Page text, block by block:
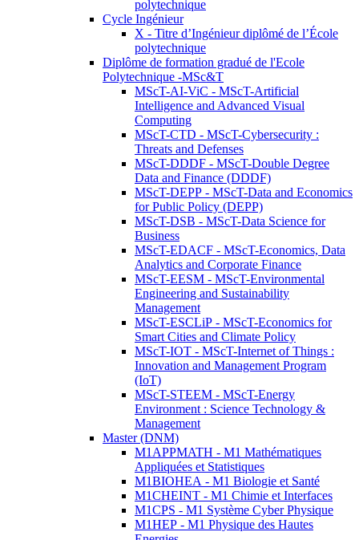
polytechnique
Cycle Ingénieur
X - Titre d’Ingénieur diplômé de l’École
polytechnique
Diplôme de formation gradué de l'Ecole
Polytechnique -MSc&T
MScT-AI-ViC - MScT-Artificial
Intelligence and Advanced Visual
Computing
MScT-CTD - MScT-Cybersecurity :
Threats and Defenses
MScT-DDDF - MScT-Double Degree
Data and Finance (DDDF)
MScT-DEPP - MScT-Data and Economics
for Public Policy (DEPP)
MScT-DSB - MScT-Data Science for
Business
MScT-EDACF - MScT-Economics, Data
Analytics and Corporate Finance
MScT-EESM - MScT-Environmental
Engineering and Sustainability
Management
MScT-ESCLiP - MScT-Economics for
Smart Cities and Climate Policy
MScT-IOT - MScT-Internet of Things :
Innovation and Management Program
(IoT)
MScT-STEEM - MScT-Energy
Environment : Science Technology &
Management
Master (DNM)
M1APPMATH - M1 Mathématiques
Appliquées et Statistiques
M1BIOHEA - M1 Biologie et Santé
M1CHEINT - M1 Chimie et Interfaces
M1CPS - M1 Système Cyber Physique
M1HEP - M1 Physique des Hautes